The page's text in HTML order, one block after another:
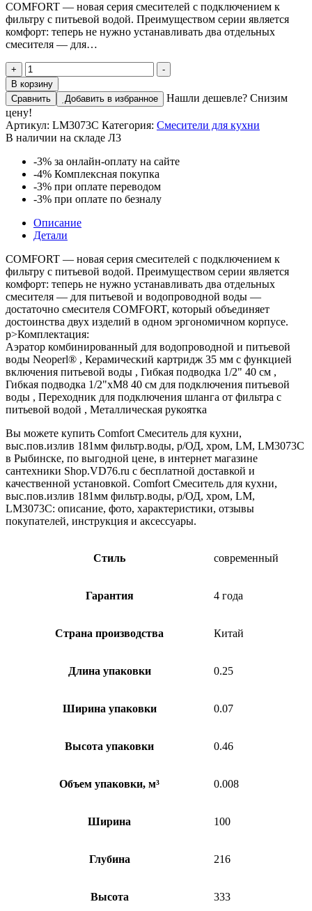
COMFORT — новая серия смесителей с подключением к
фильтру с питьевой водой. Преимуществом серии является
комфорт: теперь не нужно устанавливать два отдельных
смесителя — для…
+
Количество
товара
Comfort
Смеситель
для
кухни,
выс.пов.излив
181мм
фильтр.воды,
р/
ОД,
хром,
LM,
LM3073C
-
В корзину
Сравнить
Добавить в избранное
Нашли дешевле? Снизим
цену!
Артикул: LM3073C Категория: Смесители для кухни
В наличии на складе Л3
-3% за онлайн-оплату на сайте
-4% Комплексная покупка
-3% при оплате переводом
-3% при оплате по безналу
Описание
Детали
COMFORT — новая серия смесителей с подключением к
фильтру с питьевой водой. Преимуществом серии является
комфорт: теперь не нужно устанавливать два отдельных
смесителя — для питьевой и водопроводной воды —
достаточно смесителя COMFORT, который объединяет
достоинства двух изделий в одном эргономичном корпусе.
p>Комплектация:
Аэратор комбинированный для водопроводной и питьевой
воды Neoperl® , Керамический картридж 35 мм с функцией
включения питьевой воды , Гибкая подводка 1/2" 40 см ,
Гибкая подводка 1/2"хМ8 40 см для подключения питьевой
воды , Переходник для подключения шланга от фильтра с
питьевой водой , Металлическая рукоятка
Вы можете купить Comfort Смеситель для кухни,
выс.пов.излив 181мм фильтр.воды, р/ОД, хром, LM, LM3073C
в Рыбинске, по выгодной цене, в интернет магазине
сантехники Shop.VD76.ru с бесплатной доставкой и
качественной установкой. Comfort Смеситель для кухни,
выс.пов.излив 181мм фильтр.воды, р/ОД, хром, LM,
LM3073C: описание, фото, характеристики, отзывы
покупателей, инструкция и аксессуары.
Стиль современный
Гарантия 4 года
Страна производства Китай
Длина упаковки 0.25
Ширина упаковки 0.07
Высота упаковки 0.46
Объем упаковки, м³ 0.008
Ширина 100
Глубина 216
Высота 333